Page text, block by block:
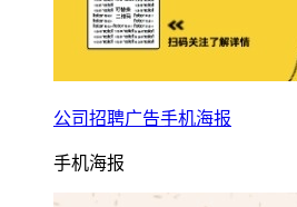
公司招聘广告手机海报
手机海报